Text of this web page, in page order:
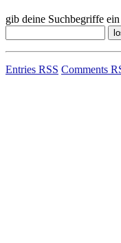
gib deine Suchbegriffe ein
Entries RSS Comments